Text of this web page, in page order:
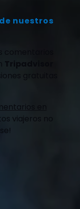
nuestros
gratuitas
en
viajeros no